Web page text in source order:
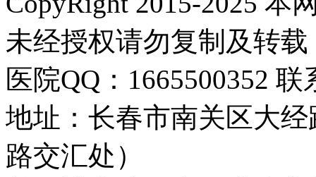
未经授权请勿复制及转载
医院QQ：1665500352
地址：长春市南关区大
路交汇处）